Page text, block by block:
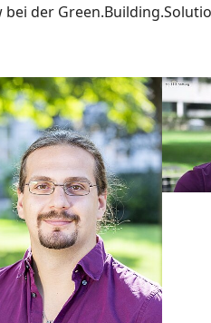
der
version Show